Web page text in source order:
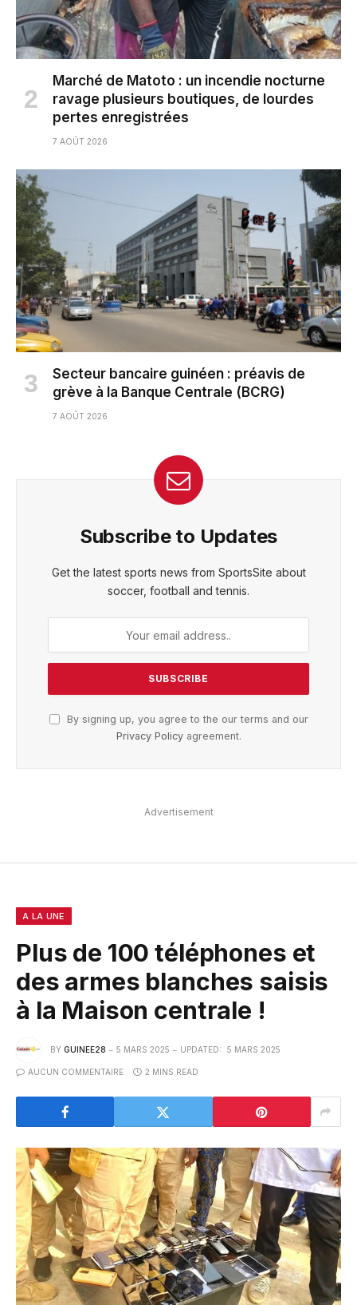
Marché de Matoto : un incendie nocturne
ravage plusieurs boutiques, de lourdes
pertes enregistrées
7 AOÛT 2026
Secteur bancaire guinéen : préavis de
grève à la Banque Centrale (BCRG)
7 AOÛT 2026
Subscribe to Updates
Get the latest sports news from SportsSite about
soccer, football and tennis.
By signing up, you agree to the our terms and our
Privacy Policyagreement.
Advertisement
A LA UNE
Plus de 100 téléphones et
des armes blanches saisis
à la Maison centrale !
BY GUINEE28 5 MARS 2025 UPDATED: 5 MARS 2025
AUCUN COMMENTAIRE 2 MINS READ